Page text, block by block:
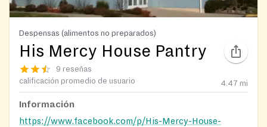
Despensas (alimentos no preparados)
His Mercy House Pantry
9 reseñas
calificación promedio de usuario
4.47 mi
Información
https://www.facebook.com/p/His-Mercy-House-